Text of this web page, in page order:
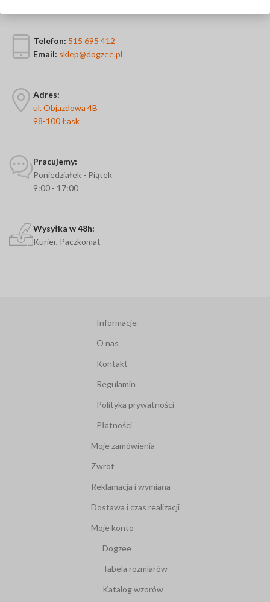
Telefon: 515 695 412
Email: sklep@dogzee.pl
Adres:
ul. Objazdowa 4B
98-100 Łask
Pracujemy:
Poniedziałek - Piątek
9:00 - 17:00
Wysyłka w 48h:
Kurier, Paczkomat
Informacje
O nas
Kontakt
Regulamin
Polityka prywatności
Płatności
Moje zamówienia
Zwrot
Reklamacja i wymiana
Dostawa i czas realizacji
Moje konto
Dogzee
Tabela rozmiarów
Katalog wzorów